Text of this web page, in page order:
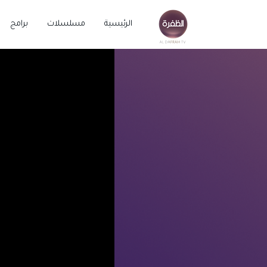
الرئيسية مسلسلات برامج